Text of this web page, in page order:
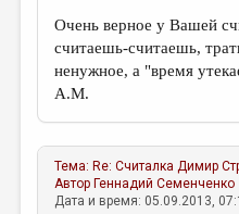
ЦИКЛЫ ПУБЛИКАЦИЙ
ТРЕДИАКОВСКИЙ
МЕДИА
ВКОНТАКТЕ
Очень верное у Вашей
считаешь-считаешь,
ненужное, а "время
А.М.
Тема: Re: Считалка Димир
Автор Геннадий Семенченко
Дата и время: 05.09.2013,